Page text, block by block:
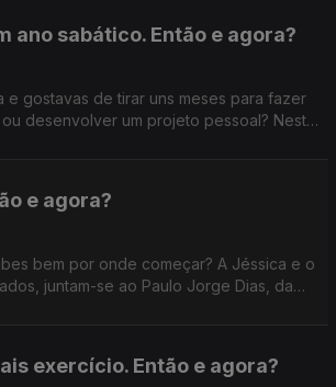
ano sabático. Então e agora?
e gostavas de tirar uns meses para fazer
desenvolver um projeto pessoal? Neste
e agora?
bem por onde começar? A Jéssica e o
juntam-se ao Paulo Jorge Dias, da
exercício. Então e agora?